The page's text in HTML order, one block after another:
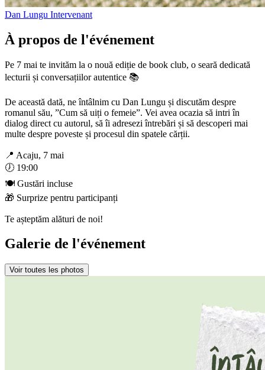
Dan Lungu Intervenant
À propos de l'événement
Pe 7 mai te invităm la o nouă ediție de book club, o seară dedicată
lecturii și conversațiilor autentice 📚
De această dată, ne întâlnim cu Dan Lungu și discutăm despre
romanul său, ”Cum să uiți o femeie”. Vei avea ocazia să intri în
dialog direct cu autorul, să îi adresezi întrebări și să descoperi mai
multe despre poveste și procesul din spatele cărții.
📍 Acaju, 7 mai
🕖 19:00
🍽 Gustări incluse
🎁 Surprize pentru participanți
Te așteptăm alături de noi!
Galerie de l'événement
Voir toutes les photos